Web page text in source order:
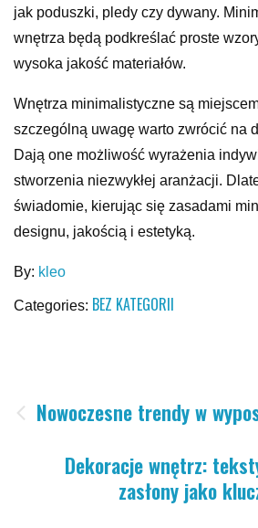
jak poduszki, pledy czy dywany.
wnętrza będą podkreślać proste
wysoka jakość materiałów.
Wnętrza minimalistyczne są
szczególną uwagę warto zwrócić na
Dają one możliwość wyrażenia
stworzenia niezwykłej aranżacji.
świadomie, kierując się zasadami
designu, jakością i estetyką.
By: kleo
Categories: BEZ KATEGORII
Nawigacja
wpisu
Nowoczesne trendy w
Dekoracje wnętrz:
zasłony jako